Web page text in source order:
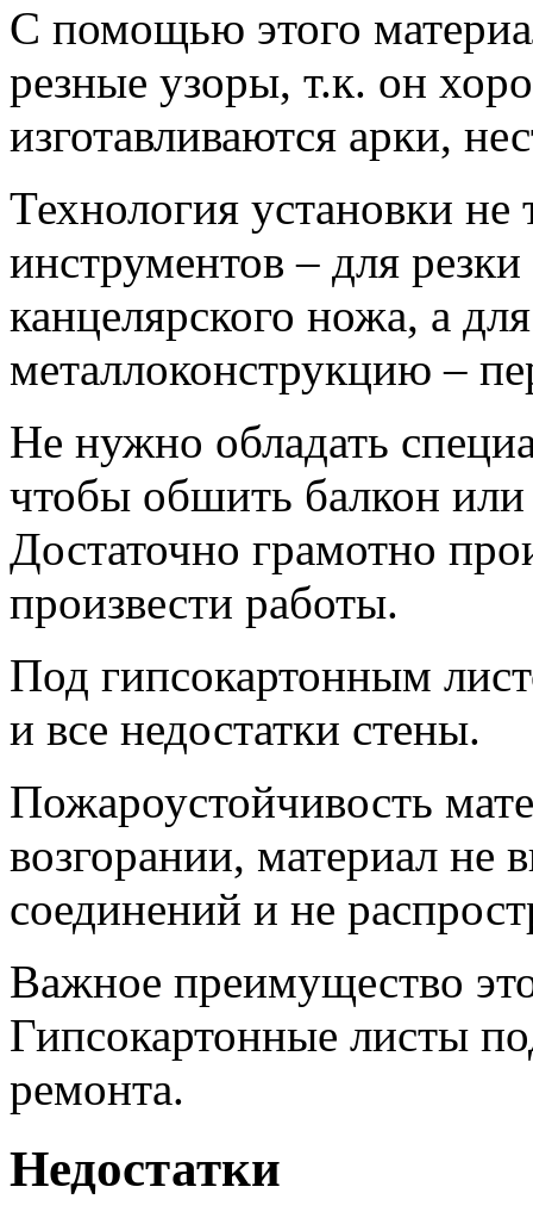
С помощью этого
резные узоры, т.к. он
изготавливаются арки,
Технология установки не
инструментов – для
канцелярского ножа, а
металлоконструкцию –
Не нужно обладать
чтобы обшить балкон
Достаточно грамотно
произвести работы.
Под гипсокартонным
и все недостатки стены.
Пожароустойчивость
возгорании, материал не
соединений и не
Важное преимущество
Гипсокартонные листы
ремонта.
Недостатки